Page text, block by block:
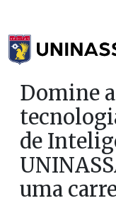
Domine
de
uma